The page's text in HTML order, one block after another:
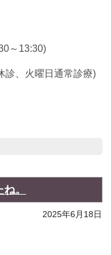
～13:30)
診、火曜日通常診療)
。
2025年6月18日